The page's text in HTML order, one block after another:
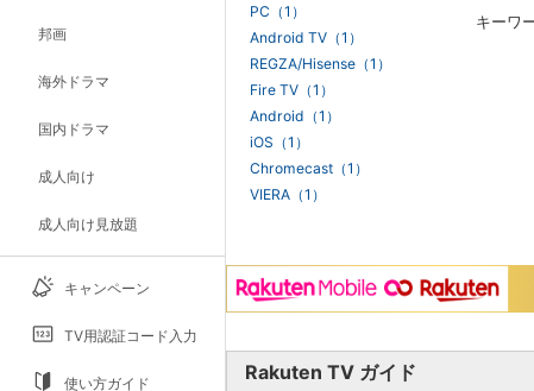
邦画
海外ドラマ
国内ドラマ
成人向け
成人向け見放題
キャンペーン
TV用認証コード入力
使い方ガイド
キーワ
PC（1）
Android TV（1）
REGZA/Hisense（1）
Fire TV（1）
Android（1）
iOS（1）
Chromecast（1）
VIERA（1）
Rakuten TV ガイド